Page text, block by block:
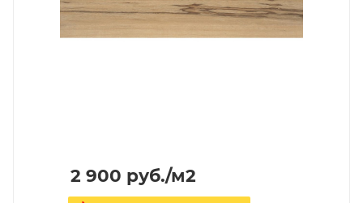
2 900 руб./м2